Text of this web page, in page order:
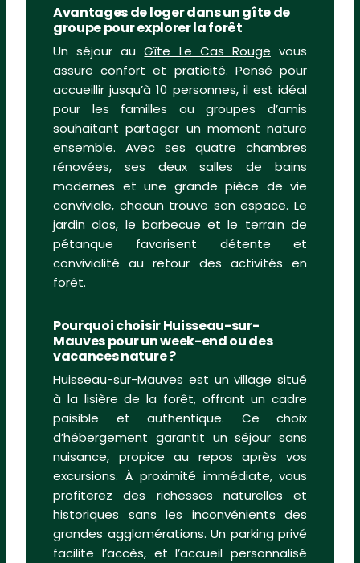
Avantages de loger dans un gîte de
groupe pour explorer la forêt
Un séjour auGîte Le Cas Rouge vous
assure confort et praticité. Pensé pour
accueillir jusqu’à 10 personnes, il est idéal
pour les familles ou groupes d’amis
souhaitant partager un moment nature
ensemble. Avec ses quatre chambres
rénovées, ses deux salles de bains
modernes et une grande pièce de vie
conviviale, chacun trouve son espace. Le
jardin clos, le barbecue et le terrain de
pétanque favorisent détente et
convivialité au retour des activités en
forêt.
Pourquoi choisir Huisseau-sur-
Mauves pour un week-end ou des
vacances nature ?
Huisseau-sur-Mauves est un village situé
à la lisière de la forêt, offrant un cadre
paisible et authentique. Ce choix
d’hébergement garantit un séjour sans
nuisance, propice au repos après vos
excursions. À proximité immédiate, vous
profiterez des richesses naturelles et
historiques sans les inconvénients des
grandes agglomérations. Un parking privé
facilite l’accès, et l’accueil personnalisé